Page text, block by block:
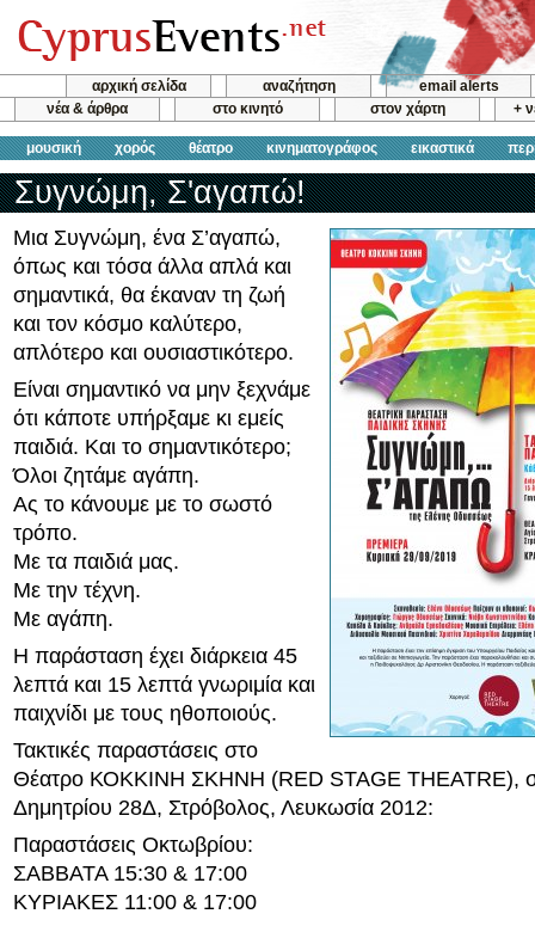
αρχική σελίδα αναζήτηση
email alerts
νέα & άρθρα
στο κινητό στον χάρτη +
μουσική χορός θέατρο κινηματογράφος εικαστικά
Συγνώμη, Σ'αγαπώ!
Μια Συγνώμη, ένα Σ’αγαπώ,
όπως και τόσα άλλα απλά και
σημαντικά, θα έκαναν τη ζωή
και τον κόσμο καλύτερο,
απλότερο και ουσιαστικότερο.
Είναι σημαντικό να μην ξεχνάμε
ότι κάποτε υπήρξαμε κι εμείς
παιδιά. Και το σημαντικότερο;
Όλοι ζητάμε αγάπη.
Ας το κάνουμε με το σωστό
τρόπο.
Με τα παιδιά μας.
Με την τέχνη.
Με αγάπη.
Η παράσταση έχει διάρκεια 45
λεπτά και 15 λεπτά γνωριμία και
παιχνίδι με τους ηθοποιούς.
Τακτικές παραστάσεις στο
Θέατρο ΚΟΚΚΙΝΗ ΣΚΗΝΗ (RED STAGE THEATRE),
Δημητρίου 28Δ, Στρόβολος, Λευκωσία 2012:
Παραστάσεις Οκτωβρίου:
ΣΑΒΒΑΤΑ 15:30 & 17:00
ΚΥΡΙΑΚΕΣ 11:00 & 17:00